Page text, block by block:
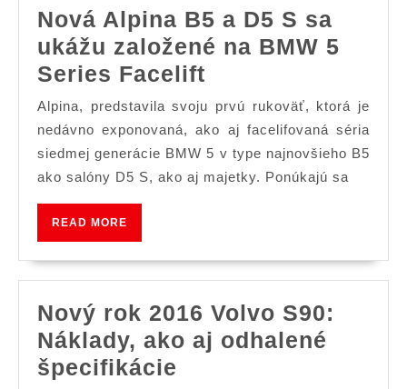
Nová Alpina B5 a D5 S sa
ukážu založené na BMW 5
Series Facelift
Alpina
B5
a
D5
ukážu
na
BMW
Alpina, predstavila svoju prvú rukoväť, ktorá je
nedávno exponovaná, ako aj facelifovaná séria
siedmej generácie BMW 5 v type najnovšieho B5
ako salóny D5 S, ako aj majetky. Ponúkajú sa
READ MORE
Nový rok 2016 Volvo S90:
Náklady, ako aj odhalené
špecifikácie